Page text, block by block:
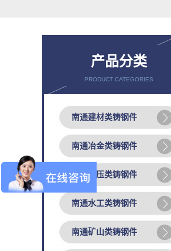
产品分类
PRODUCT CATEGORIES
南通建材类铸钢件
南通冶金类铸钢件
南通锻压类铸钢件
南通水工类铸钢件
南通矿山类铸钢件